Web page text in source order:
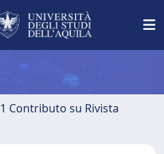
1 Contributo su Rivista